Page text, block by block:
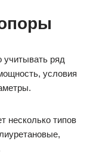
ряд
условия
несколько типов